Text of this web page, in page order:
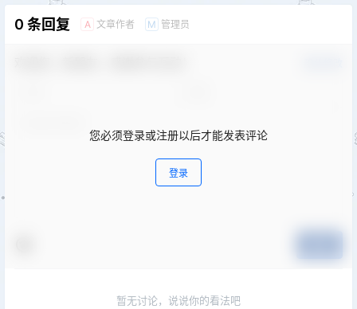
0 条回复 A 文章作者 M 管理员
您必须登录或注册以后才能发表评论
登录
暂无讨论，说说你的看法吧